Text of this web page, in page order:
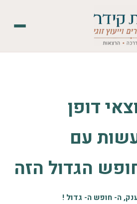
דופן
עם
הגדול הזה
ה- חופש ה- גדול !